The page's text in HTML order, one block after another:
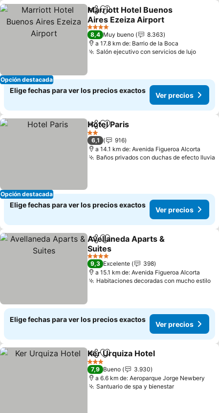
Opción destacada
CompartirAgregar a favoritos
Marriott Hotel Buenos
Aires Ezeiza Airport
Ver precios
4 Estrellas
8,4 Muy bueno
8.363
a 17.8 km de: Barrio de la Boca
Salón ejecutivo con servicios de lujoVer
Elige fechas para ver los precios exactos
Ver precios
Opción destacada
CompartirAgregar a favoritos
Hotel Paris
2 Estrellas
6,1
916
a 14.1 km de: Avenida Figueroa Alcorta
Baños privados con duchas de efecto lluvia
Elige fechas para ver los precios exactos
Ver precios
CompartirAgregar a favoritos
Avellaneda Aparts &
Suites
Ver precios
4 Estrellas
9,3 Excelente
398
a 15.1 km de: Avenida Figueroa Alcorta
Habitaciones decoradas con mucho estilo
Elige fechas para ver los precios exactos
Ver precios
CompartirAgregar a favoritos
Ker Urquiza Hotel
3 Estrellas
7,9 Bueno
3.930
a 6.6 km de: Aeroparque Jorge Newbery
Santuario de spa y bienestarVer precios